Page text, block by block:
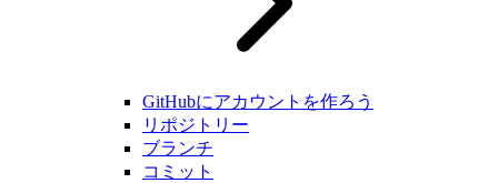
GitHubにアカウントを作ろう
リポジトリー
ブランチ
コミット